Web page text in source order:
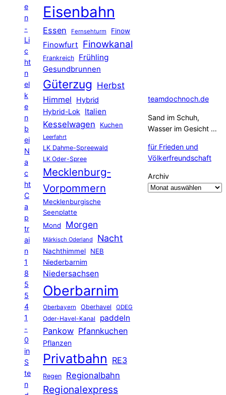
e
n
-
Li
c
ht
n
el
k
e
n
b
ei
N
a
c
ht
C
a
p
tr
ai
n
1
8
5
5
4
1
-
0
in
S
te
n
Eisenbahn
Essen Fernsehturm Finow
Finowfurt Finowkanal
Frankreich Frühling
Gesundbrunnen
Güterzug Herbst
Himmel
Hybrid
Hybrid-Lok Italien
Kesselwagen Kuchen
Leerfahrt
LK Dahme-Spreewald
LK Oder-Spree
Mecklenburg-
Vorpommern
Mecklenburgische
Seenplatte
Mond
Morgen
Märkisch Oderland Nacht
Nachthimmel
NEB
Niederbarnim
Niedersachsen
Oberbarnim
Oberbayern Oberhavel ODEG
Oder-Havel-Kanal paddeln
Pankow Pfannkuchen
Pflanzen
Privatbahn RE3
Regen Regionalbahn
Regionalexpress
teamdochnoch.de
Sand im Schuh,
Wasser im Gesicht …
für Frieden und
Völkerfreundschaft
Archiv